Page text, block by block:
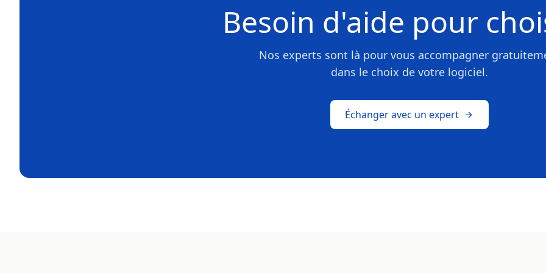
Besoin d'aide pour
Nos experts sont là pour vous accompagner
dans le choix de votre logiciel.
Échanger avec un expert